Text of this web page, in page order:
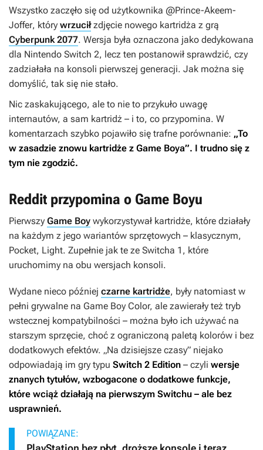
Wszystko zaczęło się od użytkownika @Prince-Akeem-
Joffer, który wrzuciłzdjęcie nowego kartridża z grą
Cyberpunk 2077. Wersja była oznaczona jako dedykowana
dla Nintendo Switch 2, lecz ten postanowił sprawdzić, czy
zadziałała na konsoli pierwszej generacji. Jak można się
domyślić, tak się nie stało.
Nic zaskakującego, ale to nie to przykuło uwagę
internautów, a sam kartridż – i to, co przypomina. W
komentarzach szybko pojawiło się trafne porównanie: „To
w zasadzie znowu kartridże z Game Boya”. I trudno się z
tym nie zgodzić.
Reddit przypomina o Game Boyu
Pierwszy Game Boy wykorzystywał kartridże, które działały
na każdym z jego wariantów sprzętowych – klasycznym,
Pocket, Light. Zupełnie jak te ze Switcha 1, które
uruchomimy na obu wersjach konsoli.
Wydane nieco później czarne kartridże, były natomiast w
pełni grywalne na Game Boy Color, ale zawierały też tryb
wstecznej kompatybilności – można było ich używać na
starszym sprzęcie, choć z ograniczoną paletą kolorów i bez
dodatkowych efektów. „Na dzisiejsze czasy” niejako
odpowiadają im gry typu Switch 2 Edition – czyli wersje
znanych tytułów, wzbogacone o dodatkowe funkcje,
które wciąż działają na pierwszym Switchu – ale bez
usprawnień.
POWIĄZANE: